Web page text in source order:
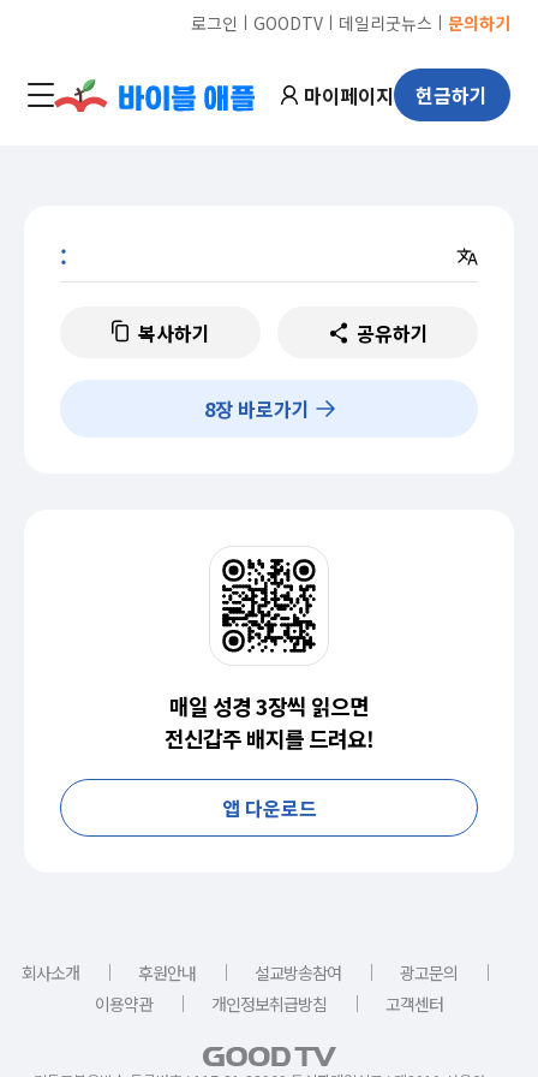
로그인 ㅣ GOODTVㅣ 데일리굿뉴스 ㅣ 문의하기
마이페이지 헌금하기
:
복사하기 공유하기
8장 바로가기
매일 성경 3장씩 읽으면
전신갑주 배지를 드려요!
앱 다운로드
회사소개 ｜ 후원안내 ｜ 설교방송참여 ｜ 광고문의
｜
이용약관
｜ 개인정보취급방침 ｜ 고객센터